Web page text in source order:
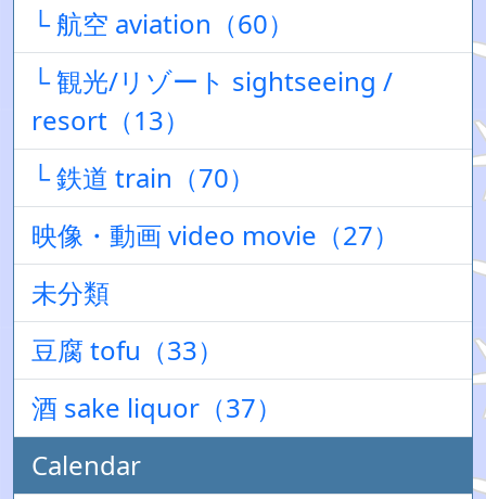
└ 航空 aviation（60）
└ 観光/リゾート sightseeing /
resort（13）
└ 鉄道 train（70）
映像・動画 video movie（27）
未分類
豆腐 tofu（33）
酒 sake liquor（37）
Calendar